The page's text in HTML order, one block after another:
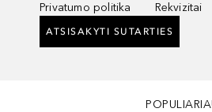
Privatumo politika Rekvizitai
ATSISAKYTI SUTARTIES